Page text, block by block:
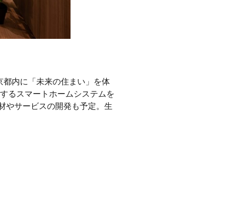
内に「未来の住まい」を体
るスマートホームシステムを
やサービスの開発も予定。生